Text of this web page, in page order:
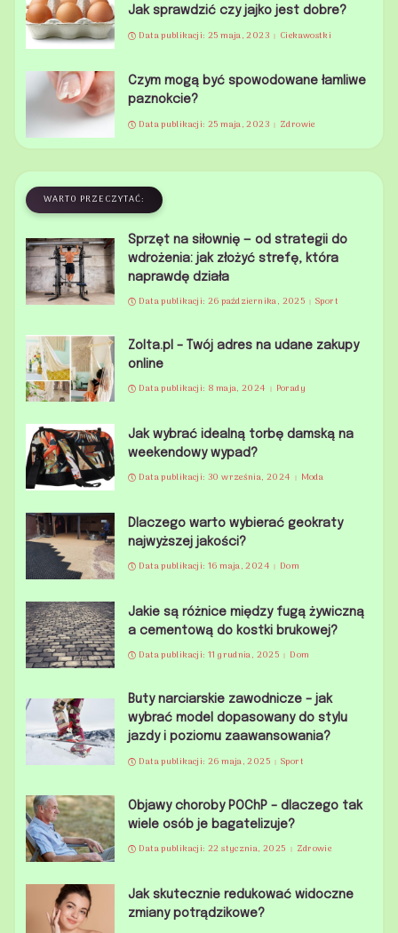
Jak sprawdzić czy jajko jest dobre?
Data publikacji: 25 maja, 2023 Ciekawostki
Czym mogą być spowodowane łamliwe
paznokcie?
Data publikacji: 25 maja, 2023 Zdrowie
WARTO PRZECZYTAĆ:
Sprzęt na siłownię — od strategii do
wdrożenia: jak złożyć strefę, która
naprawdę działa
Data publikacji: 26 października, 2025 Sport
Zolta.pl – Twój adres na udane zakupy
online
Data publikacji: 8 maja, 2024 Porady
Jak wybrać idealną torbę damską na
weekendowy wypad?
Data publikacji: 30 września, 2024 Moda
Dlaczego warto wybierać geokraty
najwyższej jakości?
Data publikacji: 16 maja, 2024 Dom
Jakie są różnice między fugą żywiczną
a cementową do kostki brukowej?
Data publikacji: 11 grudnia, 2025 Dom
Buty narciarskie zawodnicze – jak
wybrać model dopasowany do stylu
jazdy i poziomu zaawansowania?
Data publikacji: 26 maja, 2025 Sport
Objawy choroby POChP – dlaczego tak
wiele osób je bagatelizuje?
Data publikacji: 22 stycznia, 2025 Zdrowie
Jak skutecznie redukować widoczne
zmiany potrądzikowe?